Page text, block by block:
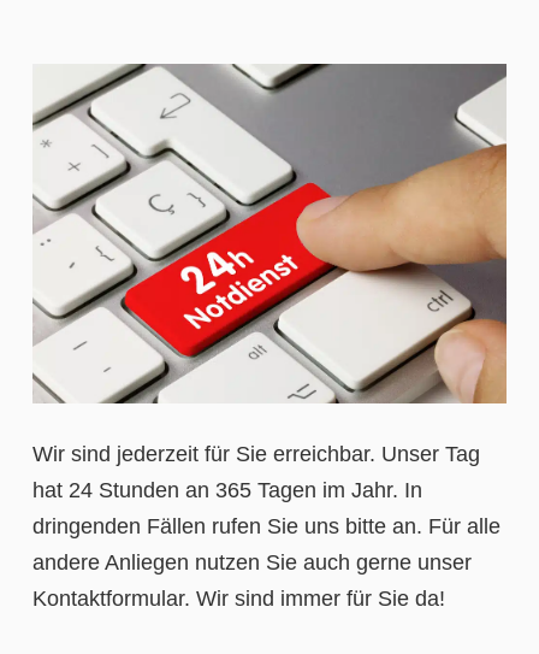
Wir sind jederzeit für Sie erreichbar. Unser Tag
hat 24 Stunden an 365 Tagen im Jahr. In
dringenden Fällen rufen Sie uns bitte an. Für alle
andere Anliegen nutzen Sie auch gerne unser
Kontaktformular. Wir sind immer für Sie da!